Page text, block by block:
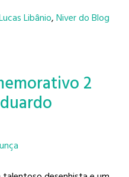
Libânio,Niver do Blog
2